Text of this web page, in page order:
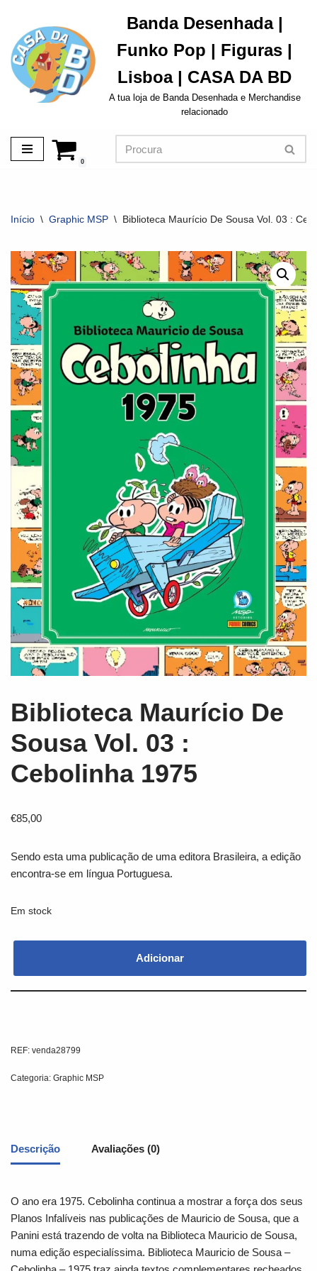
Avançar
para
o
conteúdo
Banda Desenhada |
Funko Pop | Figuras |
Lisboa | CASA DA BD
A tua loja de Banda Desenhada e Merchandise
relacionado
0
Início \ Graphic MSP \ Biblioteca Maurício De Sousa Vol. 03 :
Biblioteca Maurício De
Sousa Vol. 03 :
Cebolinha 1975
€85,00
Sendo esta uma publicação de uma editora Brasileira, a edição
encontra-se em língua Portuguesa.
Em stock
Adicionar
REF: venda28799
Categoria: Graphic MSP
Descrição Avaliações (0)
O ano era 1975. Cebolinha continua a mostrar a força dos seus
Planos Infalíveis nas publicações de Mauricio de Sousa, que a
Panini está trazendo de volta na Biblioteca Mauricio de Sousa,
numa edição especialíssima. Biblioteca Mauricio de Sousa –